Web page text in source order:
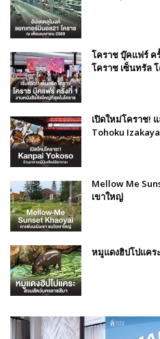
โคราช บุ๊คแฟร์​ ค
โคราช เซ็นทรัล
เปิดใหม่โคราช!
Tohoku Izakaya
Mellow Me
เขาใหญ่
หมูแดงฮิปโปแคร